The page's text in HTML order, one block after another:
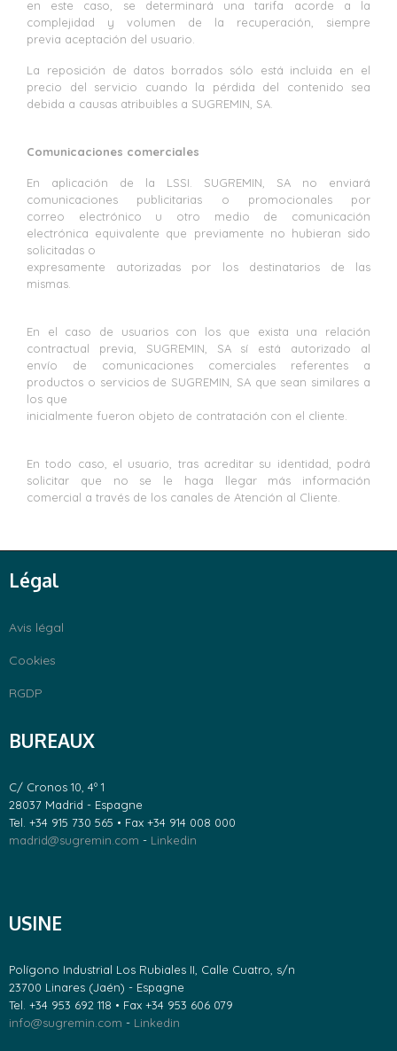
en este caso, se determinará una tarifa acorde a la
complejidad y volumen de la recuperación, siempre
previa aceptación del usuario.
La reposición de datos borrados sólo está incluida en el
precio del servicio cuando la pérdida del contenido sea
debida a causas atribuibles a SUGREMIN, SA.
Comunicaciones comerciales
En aplicación de la LSSI. SUGREMIN, SA no enviará
comunicaciones publicitarias o promocionales por
correo electrónico u otro medio de comunicación
electrónica equivalente que previamente no hubieran sido
solicitadas o
expresamente autorizadas por los destinatarios de las
mismas.
En el caso de usuarios con los que exista una relación
contractual previa, SUGREMIN, SA sí está autorizado al
envío de comunicaciones comerciales referentes a
productos o servicios de SUGREMIN, SA que sean similares a
los que
inicialmente fueron objeto de contratación con el cliente.
En todo caso, el usuario, tras acreditar su identidad, podrá
solicitar que no se le haga llegar más información
comercial a través de los canales de Atención al Cliente.
Légal
Avis légal
Cookies
RGDP
BUREAUX
C/ Cronos 10, 4º 1
28037 Madrid - Espagne
Tel. +34 915 730 565 • Fax +34 914 008 000
madrid@sugremin.com - Linkedin
USINE
Polígono Industrial Los Rubiales II, Calle Cuatro, s/n
23700 Linares (Jaén) - Espagne
Tel. +34 953 692 118 • Fax +34 953 606 079
info@sugremin.com - Linkedin